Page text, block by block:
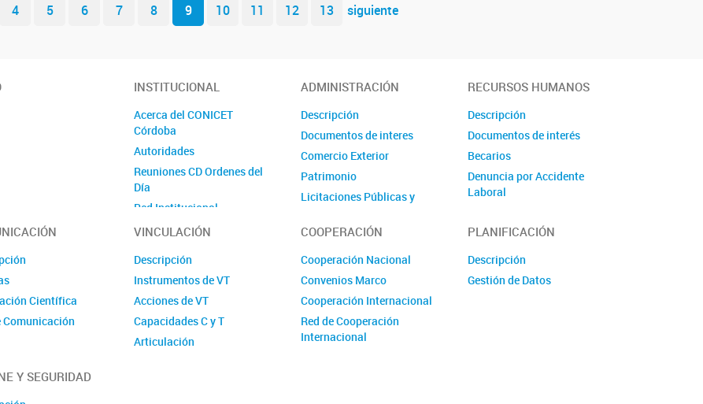
4 5 6 7 8 9 10 11 12 13 siguiente
INSTITUCIONAL
Acerca del CONICET
Córdoba
Autoridades
Reuniones CD Ordenes del
Día
Red Institucional
Personal CCT
Elecciones CD de las UEs
ADMINISTRACIÓN
Descripción
Documentos de interes
Comercio Exterior
Patrimonio
Licitaciones Públicas y
RECURSOS HUMANOS
Descripción
Documentos de interés
Becarios
Denuncia por Accidente
Laboral
Oficina de Bienestar Laboral
Turno ANSES Presencial
Científica
Comunicación
VINCULACIÓN
Descripción
Instrumentos de VT
Acciones de VT
Capacidades C y T
Articulación
COOPERACIÓN
Cooperación Nacional
Convenios Marco
Cooperación Internacional
Red de Cooperación
Internacional
PLANIFICACIÓN
Descripción
Gestión de Datos
Y SEGURIDAD